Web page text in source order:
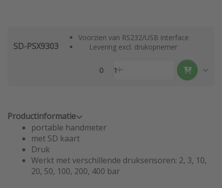
SD-PSX9303
Voorzien van RS232/USB interface
Levering excl. drukopnemer
0 1
Productinformatie
portable handmeter
met SD kaart
Druk
Werkt met verschillende druksensoren: 2, 3, 10,
20, 50, 100, 200, 400 bar